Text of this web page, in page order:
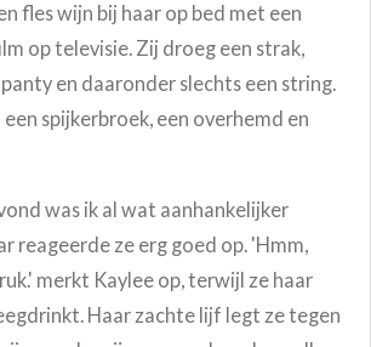
fles wijn bij haar op bed met een
op televisie. Zij droeg een strak,
en daaronder slechts een string.
een spijkerbroek, een overhemd en
was ik al wat aanhankelijker
reageerde ze erg goed op. 'Hmm,
merkt Kaylee op, terwijl ze haar
Haar zachte lijf legt ze tegen